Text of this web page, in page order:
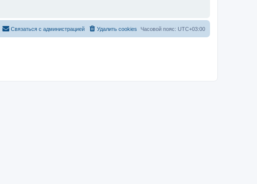
Часовой пояс: UTC+03:00
Удалить cookies
Связаться с администрацией